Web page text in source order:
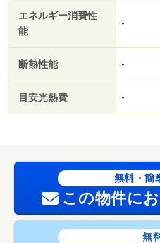
エネルギー消費性
能
-
断熱性能 -
目安光熱費 -
無料・簡
この物件に
無